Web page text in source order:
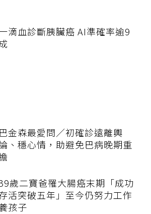
滴血診斷胰臟癌 AI準確率逾9
巴金森最愛問／初確診遠離輿
、穩心情，助避免巴病晚期重
歲二寶爸罹大腸癌末期「成功
活突破五年」至今仍努力工作
孩子